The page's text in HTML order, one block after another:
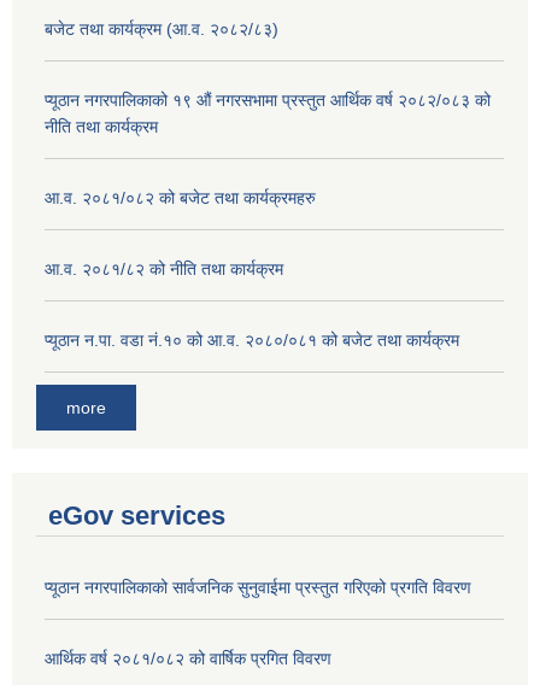
बजेट तथा कार्यक्रम (आ.व. २०८२/८३)
प्यूठान नगरपालिकाको १९ औं नगरसभामा प्रस्तुत आर्थिक वर्ष २०८२/०८३ को
नीति तथा कार्यक्रम
आ.व. २०८१/०८२ को बजेट तथा कार्यक्रमहरु
आ.व. २०८१/८२ को नीति तथा कार्यक्रम
प्यूठान न.पा. वडा नं.१० को आ.व. २०८०/०८१ को बजेट तथा कार्यक्रम
more
eGov services
प्यूठान नगरपालिकाको सार्वजनिक सुनुवाईमा प्रस्तुत गरिएको प्रगति विवरण
आर्थिक वर्ष २०८१/०८२ को वार्षिक प्रगित विवरण